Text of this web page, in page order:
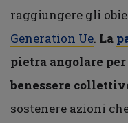
raggiungere gli
Generation Ue. La
pietra angolare
benessere
sostenere azioni